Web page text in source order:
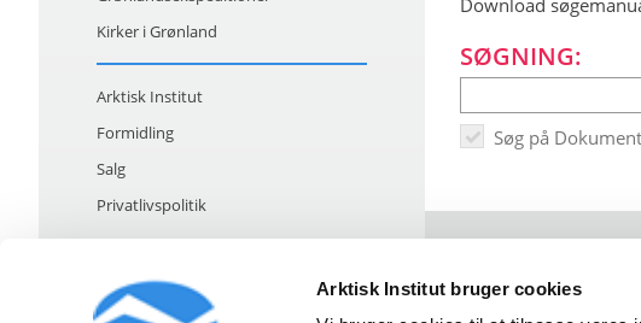
Arktisk Institut bruger cookies
Kirker i Grønland
Arktisk Institut
Formidling
Salg
Privatlivspolitik
Download
SØGNING:
Søg på
Strandgade 102